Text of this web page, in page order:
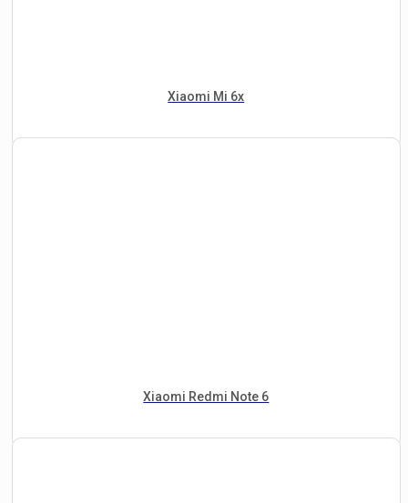
Xiaomi Mi 6x
Xiaomi Redmi Note 6